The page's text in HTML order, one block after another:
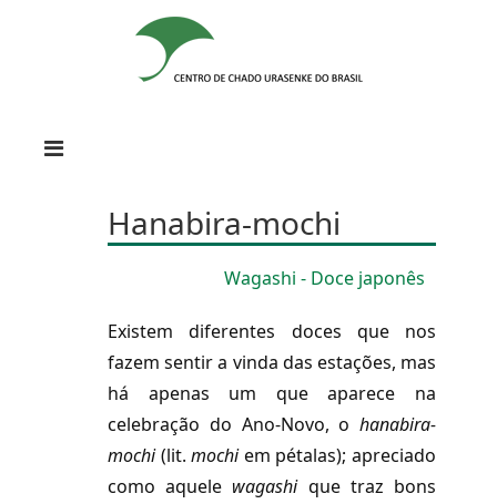
Hanabira-mochi
Wagashi - Doce japonês
Existem diferentes doces que nos
fazem sentir a vinda das estações, mas
há apenas um que aparece na
celebração do Ano-Novo, o hanabira-
mochi(lit.mochi em pétalas); apreciado
como aquele wagashi que traz bons